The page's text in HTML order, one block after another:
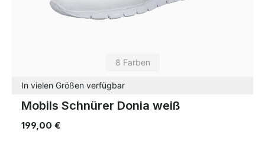
8 Farben
In vielen Größen verfügbar
Mobils Schnürer Donia weiß
199,00 €